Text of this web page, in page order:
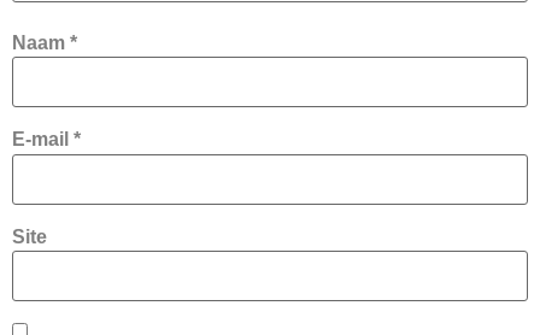
Naam *
E-mail *
Site